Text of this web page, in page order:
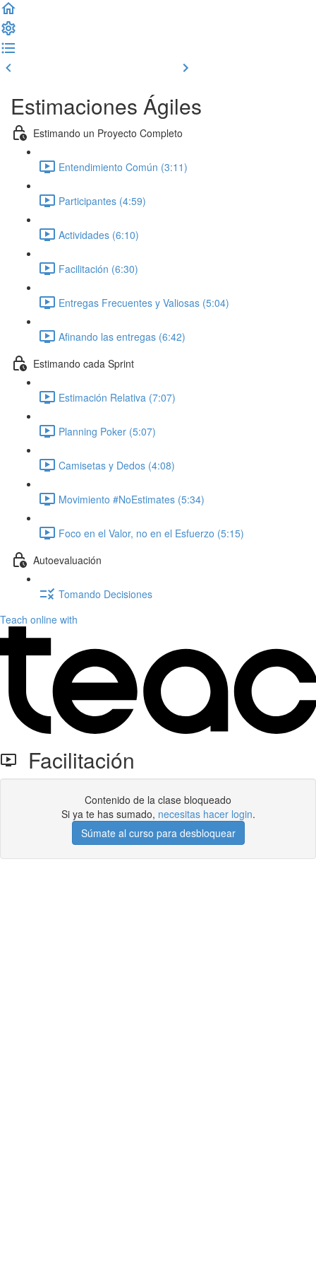
Estimaciones Ágiles
Estimando un Proyecto Completo
Entendimiento Común (3:11)
Participantes (4:59)
Actividades (6:10)
Facilitación (6:30)
Entregas Frecuentes y Valiosas (5:04)
Afinando las entregas (6:42)
Estimando cada Sprint
Estimación Relativa (7:07)
Planning Poker (5:07)
Camisetas y Dedos (4:08)
Movimiento #NoEstimates (5:34)
Foco en el Valor, no en el Esfuerzo (5:15)
Autoevaluación
Tomando Decisiones
Teach online with
Facilitación
Contenido de la clase bloqueado
Si ya te has sumado, necesitas hacer login.
Súmate al curso para desbloquear